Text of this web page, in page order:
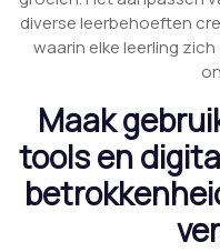
diverse leerbehoeften
waarin elke leerling
Maak
tools en